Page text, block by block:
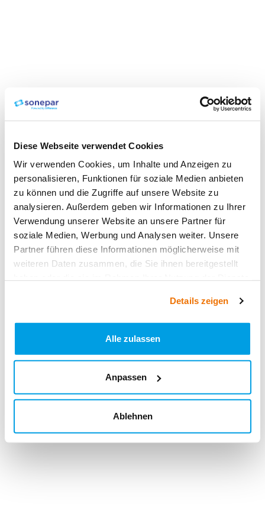
Diese Webseite verwendet Cookies
Wir verwenden Cookies, um Inhalte und Anzeigen zu
personalisieren, Funktionen für soziale Medien anbieten
zu können und die Zugriffe auf unsere Website zu
analysieren. Außerdem geben wir Informationen zu Ihrer
Verwendung unserer Website an unsere Partner für
soziale Medien, Werbung und Analysen weiter. Unsere
Partner führen diese Informationen möglicherweise mit
weiteren Daten zusammen, die Sie ihnen bereitgestellt
Details zeigen
Alle zulassen
Anpassen
Ablehnen